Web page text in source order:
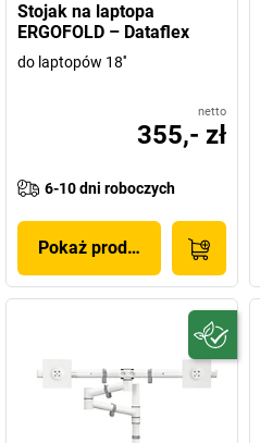
Stojak na laptopa
ERGOFOLD – Dataflex
do laptopów 18''
netto
355,- zł
6-10 dni roboczych
Pokaż produkt